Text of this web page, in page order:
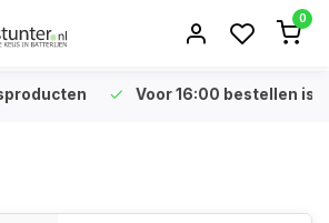
0
Voor 16:00 bestellen is